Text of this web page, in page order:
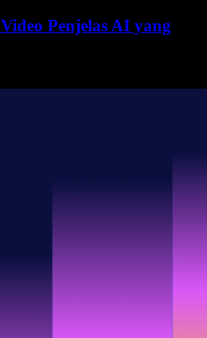
Penjelas AI yang